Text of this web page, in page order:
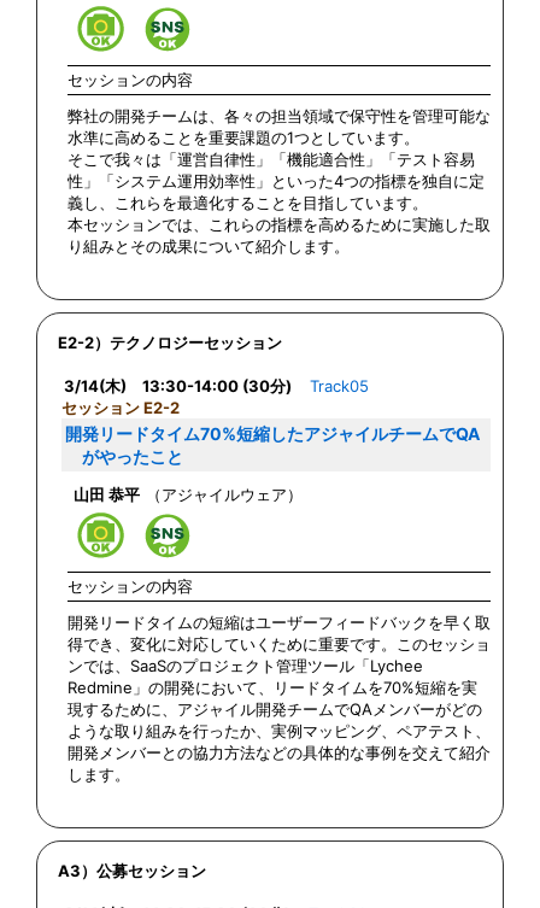
セッションの内容
弊社の開発チームは、各々の担当領域で保守性を管理可能な
水準に高めることを重要課題の1つとしています。
そこで我々は「運営自律性」「機能適合性」「テスト容易
性」「システム運用効率性」といった4つの指標を独自に定
義し、これらを最適化することを目指しています。
本セッションでは、これらの指標を高めるために実施した取
り組みとその成果について紹介します。
E2-2）テクノロジーセッション
3/14(木) 13:30-14:00 (30分)
Track05
セッション E2-2
開発リードタイム70%短縮したアジャイルチームでQA
がやったこと
山田 恭平 （アジャイルウェア）
セッションの内容
開発リードタイムの短縮はユーザーフィードバックを早く取
得でき、変化に対応していくために重要です。このセッショ
ンでは、SaaSのプロジェクト管理ツール「Lychee
Redmine」の開発において、リードタイムを70%短縮を実
現するために、アジャイル開発チームでQAメンバーがどの
ような取り組みを行ったか、実例マッピング、ペアテスト、
開発メンバーとの協力方法などの具体的な事例を交えて紹介
します。
A3）公募セッション